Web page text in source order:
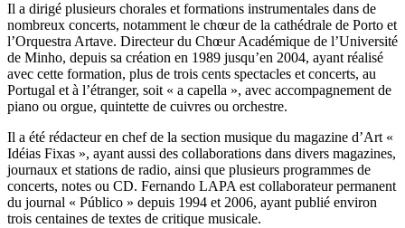
Il a dirigé plusieurs chorales et formations instrumentales dans de
nombreux concerts, notamment le chœur de la cathédrale de Porto et
l’Orquestra Artave. Directeur du Chœur Académique de l’Université
de Minho, depuis sa création en 1989 jusqu’en 2004, ayant réalisé
avec cette formation, plus de trois cents spectacles et concerts, au
Portugal et à l’étranger, soit « a capella », avec accompagnement de
piano ou orgue, quintette de cuivres ou orchestre.
Il a été rédacteur en chef de la section musique du magazine d’Art «
Idéias Fixas », ayant aussi des collaborations dans divers magazines,
journaux et stations de radio, ainsi que plusieurs programmes de
concerts, notes ou CD. Fernando LAPA est collaborateur permanent
du journal « Público » depuis 1994 et 2006, ayant publié environ
trois centaines de textes de critique musicale.